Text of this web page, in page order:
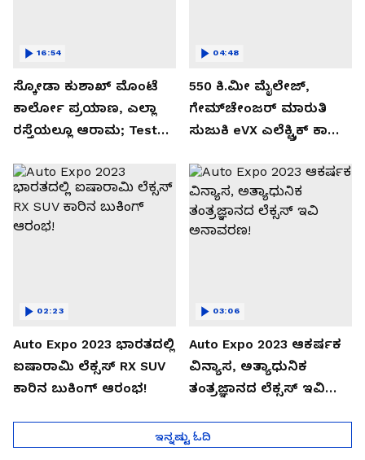
ಸ್ಕೋಡಾ ಕುಶಾಖ್ ಮೊಂಟೆ
ಕಾರ್ಲೋ ಪ್ರಯಾಣ, ಎಲ್ಲಾ
ರಸ್ತೆಯಲ್ಲೂ ಆರಾಮ; Test
16:54
550 ಕಿ.ಮೀ ಮೈಲೇಜ್,
ಗೇಮ್‌ಚೇಂಜರ್ ಮಾರುತಿ
ಸುಜುಕಿ eVX ಎಲೆಕ್ಟ್ರಿಕ್ ಕಾರು
04:48
Auto Expo 2023 ಭಾರತದಲ್ಲಿ
ಐಷಾರಾಮಿ ಲೆಕ್ಸಸ್ RX SUV
ಕಾರಿನ ಬುಕಿಂಗ್ ಆರಂಭ!
02:23
Auto Expo 2023 ಆಕರ್ಷಕ
ವಿನ್ಯಾಸ, ಅತ್ಯಾಧುನಿಕ
ತಂತ್ರಜ್ಞಾನದ ಲೆಕ್ಸಸ್ ಇವಿ
03:06
ಇನ್ನಷ್ಟು ಓದಿ